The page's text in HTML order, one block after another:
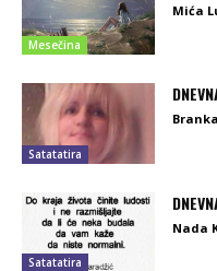
Mesečina
Mića
Satatatira
Satatatira
Nada